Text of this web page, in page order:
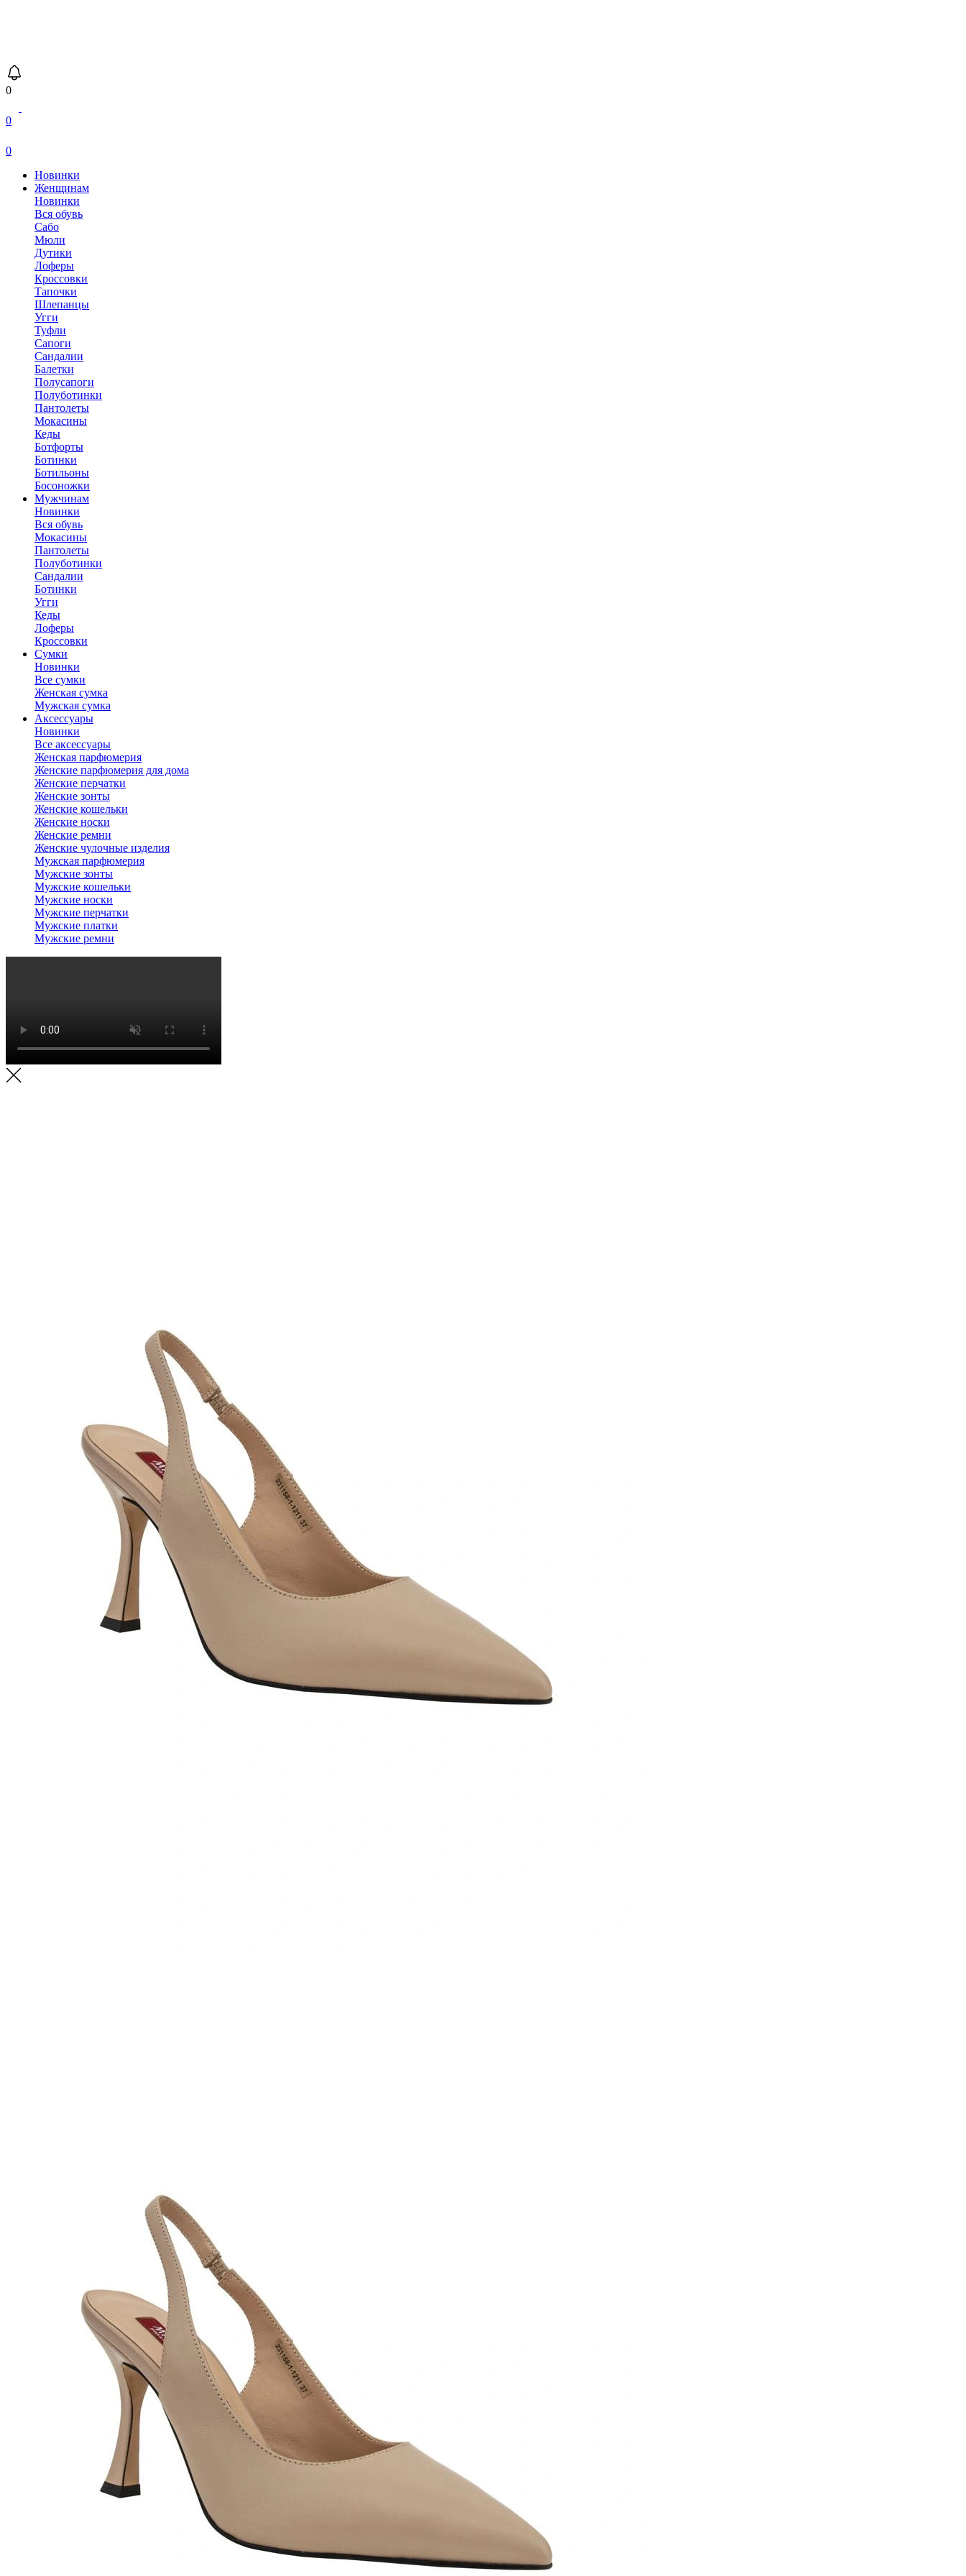
0
0
0
Новинки
Женщинам
Новинки
Вся обувь
Сабо
Мюли
Дутики
Лоферы
Кроссовки
Тапочки
Шлепанцы
Угги
Туфли
Сапоги
Сандалии
Балетки
Полусапоги
Полуботинки
Пантолеты
Мокасины
Кеды
Ботфорты
Ботинки
Ботильоны
Босоножки
Мужчинам
Новинки
Вся обувь
Мокасины
Пантолеты
Полуботинки
Сандалии
Ботинки
Угги
Кеды
Лоферы
Кроссовки
Сумки
Новинки
Все сумки
Женская сумка
Мужская сумка
Аксессуары
Новинки
Все аксессуары
Женская парфюмерия
Женские парфюмерия для дома
Женские перчатки
Женские зонты
Женские кошельки
Женские носки
Женские ремни
Женские чулочные изделия
Мужская парфюмерия
Мужские зонты
Мужские кошельки
Мужские носки
Мужские перчатки
Мужские платки
Мужские ремни